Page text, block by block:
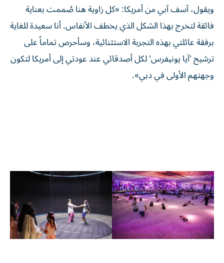
ويقول، آسف آبي من أمريكا: «كل زاوية هنا صُممت بعناية
فائقة لتخرج بهذا الشكل الذي يخطف الأنفاس. أنا سعيدة للغاية
برفقة عائلتي بهذه التجربة الاستثنائية، وسأحرص تماماً على
ترشيح 'آيا يونيفرس' لكل أصدقائي عند عودتي إلى أمريكا لتكون
وجهتهم الأولى في دبي».